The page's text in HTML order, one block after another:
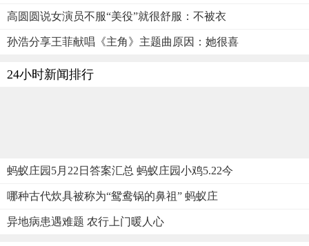
高圆圆说女演员不服“美役”就很舒服：不被衣
孙浩分享王菲献唱《主角》主题曲原因：她很喜
24小时新闻排行
蚂蚁庄园5月22日答案汇总 蚂蚁庄园小鸡5.22今
哪种古代炊具被称为“鸳鸯锅的鼻祖” 蚂蚁庄
异地病患遇难题 农行上门暖人心